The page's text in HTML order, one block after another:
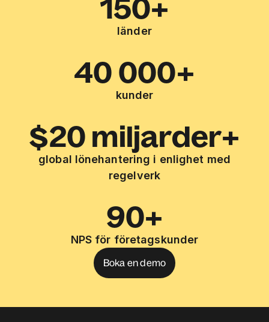
150+
länder
40 000+
kunder
$20 miljarder+
global lönehantering i enlighet med
regelverk
90+
NPS för företagskunder
Boka en demo